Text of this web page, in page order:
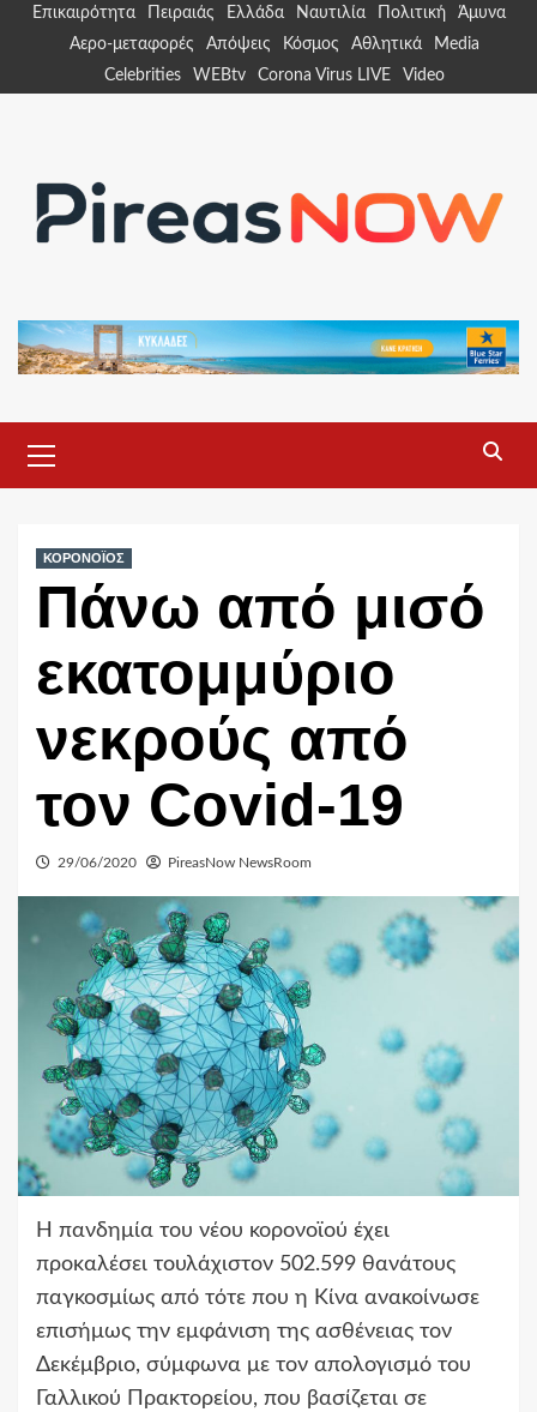
Επικαιρότητα Πειραιάς Ελλάδα Ναυτιλία Πολιτική
Άμυνα
Αερο-μεταφορές
Απόψεις Κόσμος Αθλητικά
Media
Celebrities
WEBtv Corona Virus LIVE Video
Menu
ΚΟΡΟΝΟΪΟΣ
Πάνω από μισό
εκατομμύριο
νεκρούς από
τον Covid-19
29/06/2020 PireasNow NewsRoom
Η πανδημία του νέου κορονοϊού έχει
προκαλέσει τουλάχιστον 502.599 θανάτους
παγκοσμίως από τότε που η Κίνα ανακοίνωσε
επισήμως την εμφάνιση της ασθένειας τον
Δεκέμβριο, σύμφωνα με τον απολογισμό του
Γαλλικού Πρακτορείου, που βασίζεται σε